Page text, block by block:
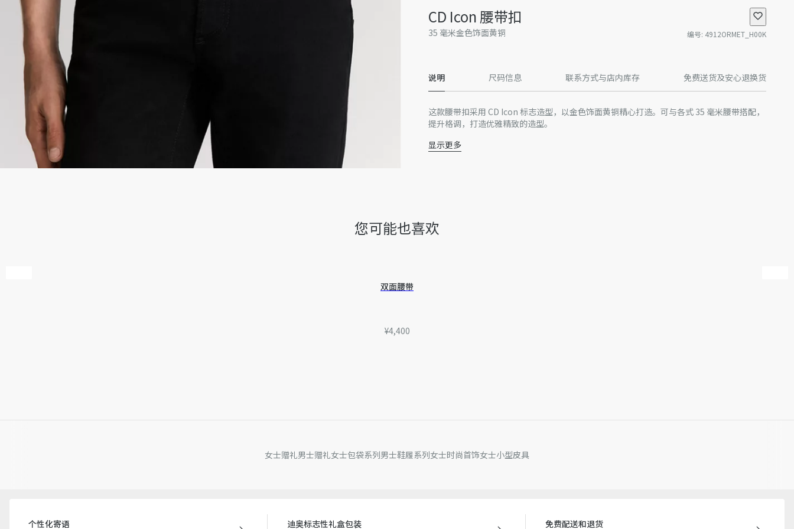
CD Icon 腰带扣
35 毫米金色饰面黄铜 编号: 4912ORMET_H00K
说明 尺码信息 联系方式与店内库存 免费送货及安心退换货
这款腰带扣采用 CD Icon 标志造型，以金色饰面黄铜精心打造。可与各式 35 毫米腰带搭配，
提升格调，打造优雅精致的造型。
黄铜
准。如有相关问题，请致电迪奥客服中心。
显示更多
您可能也喜欢
双面腰带
¥4,400
女士赠礼男士赠礼女士包袋系列男士鞋履系列女士时尚首饰女士小型皮具
个性化寄语 迪奥标志性礼盒包装 免费配送和退货